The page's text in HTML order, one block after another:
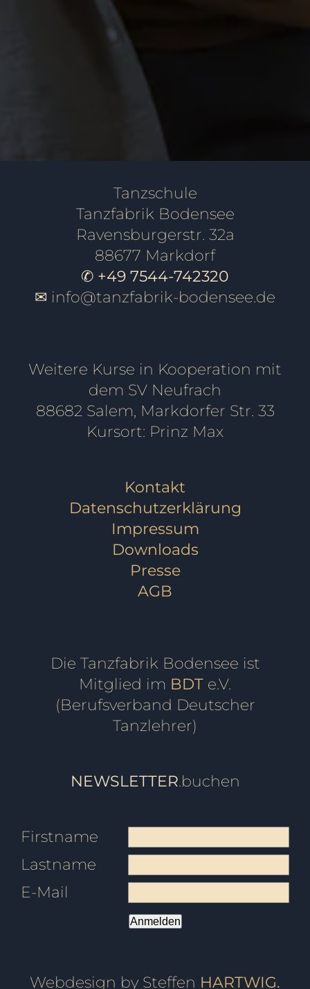
Tanzkurs für Paare in
Markdorf (Standard &
SINGLES
Tanzschule
Tanzfabrik Bodensee
Ravensburgerstr. 32a
88677 Markdorf
✆ +49 7544-742320
✉ info@tanzfabrik-bodensee.de
Weitere Kurse in Kooperation mit
dem SV Neufrach
88682 Salem, Markdorfer Str. 33
Kursort: Prinz Max
Kontakt
Datenschutzerklärung
Impressum
Downloads
Presse
AGB
Die Tanzfabrik Bodensee ist
Mitglied im BDT e.V.
(Berufsverband Deutscher
Tanzlehrer)
NEWSLETTER.buchen
Firstname
Lastname
E-Mail
Anmelden
Webdesign by Steffen HARTWIG.